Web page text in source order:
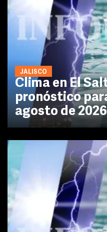
JALISCO
Clima en El
pronóstico
agosto de 2026